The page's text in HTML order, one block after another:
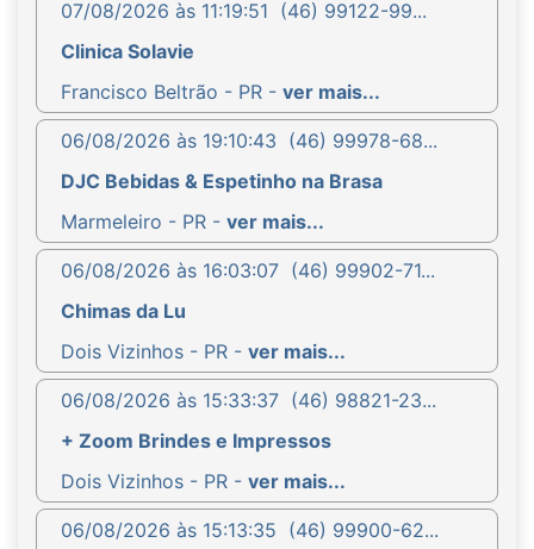
07/08/2026 às 11:19:51 (46) 99122-99...
Clinica Solavie
Francisco Beltrão - PR - ver mais...
06/08/2026 às 19:10:43 (46) 99978-68...
DJC Bebidas & Espetinho na Brasa
Marmeleiro - PR - ver mais...
06/08/2026 às 16:03:07 (46) 99902-71...
Chimas da Lu
Dois Vizinhos - PR - ver mais...
06/08/2026 às 15:33:37 (46) 98821-23...
+ Zoom Brindes e Impressos
Dois Vizinhos - PR - ver mais...
06/08/2026 às 15:13:35 (46) 99900-62...